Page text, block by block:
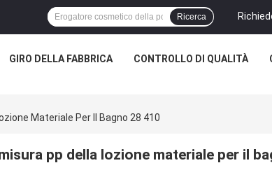
Ricerca
GIRO DELLA FABBRICA CONTROLLO DI QUALITÀ
Materiale Per Il Bagno 28 410
pp della lozione materiale per il